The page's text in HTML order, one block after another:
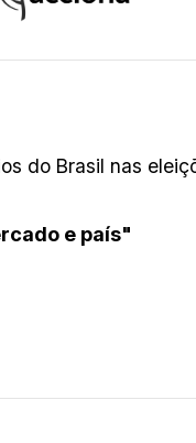
do Brasil nas
e país"